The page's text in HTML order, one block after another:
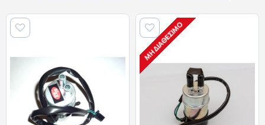
ΜΗ ΔΙΑΘΈΣΙΜΟ